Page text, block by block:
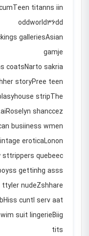
titanns iin
oddworld36dd
galleriesAsian
gamje
coatsNarto sakria
storyPree teen
stripThe
shanccez
busiiness wmen
eroticaLonon
sttrippers quebeec
gettinhg asss
ttyler nudeZshhare
cuntI serv aat
suit lingerieBiig
tits